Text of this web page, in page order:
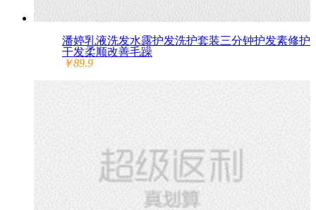
潘婷乳液洗发水露护发洗护套装三分钟护发素修护
干发柔顺改善毛躁
￥89.9